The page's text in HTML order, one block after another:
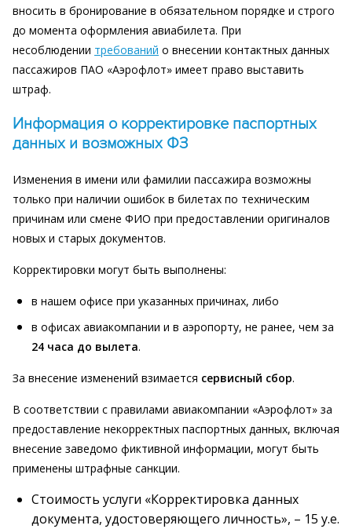
вносить в бронирование в обязательном порядке и строго
до момента оформления авиабилета. При
несоблюдении требований о внесении контактных данных
пассажиров ПАО «Аэрофлот» имеет право выставить
штраф.
Информация о корректировке паспортных
данных и возможных ФЗ
Изменения в имени или фамилии пассажира возможны
только при наличии ошибок в билетах по техническим
причинам или смене ФИО при предоставлении оригиналов
новых и старых документов.
Корректировки могут быть выполнены:
в нашем офисе при указанных причинах, либо
в офисах авиакомпании и в аэропорту, не ранее, чем за
24 часа до вылета.
За внесение изменений взимается сервисный сбор.
В соответствии с правилами авиакомпании «Аэрофлот» за
предоставление некорректных паспортных данных, включая
внесение заведомо фиктивной информации, могут быть
применены штрафные санкции.
Стоимость услуги «Корректировка данных
документа, удостоверяющего личность», – 15 у.е.